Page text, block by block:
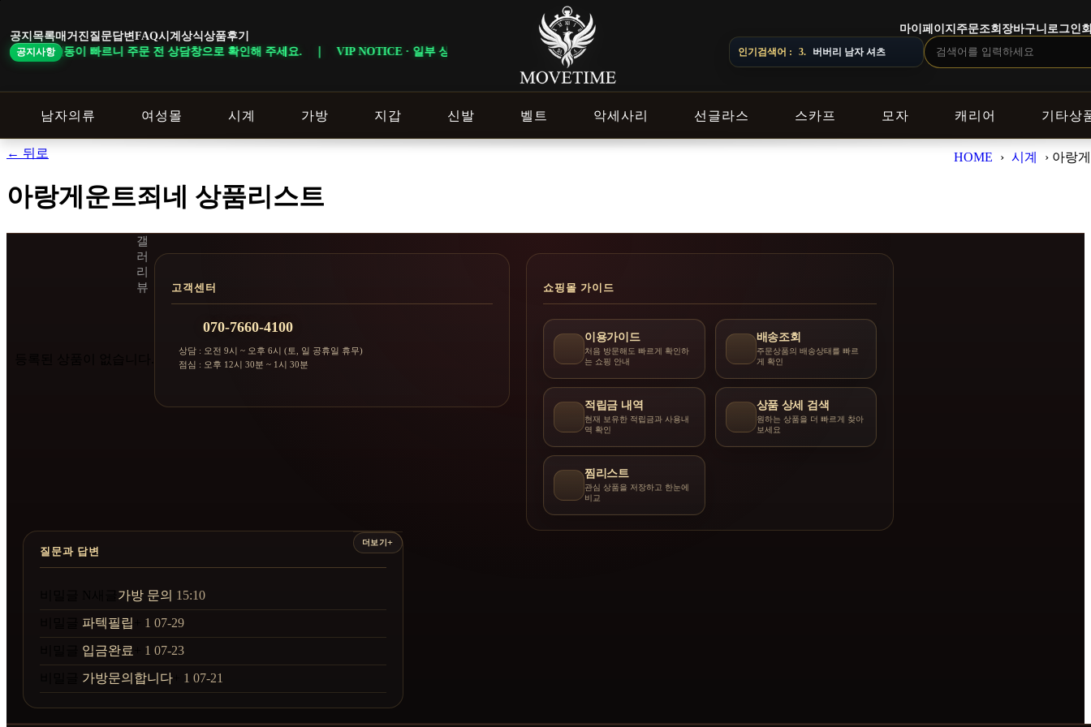
공지목록매거진 질문답변 FAQ시계상식상품후기
공지사항
고 변동이 빠르니 주문 전 상담창으로 확인해 주세요. ｜ VIP NOTICE · 일부 상품은 회원 등급 및 이벤트 조건에 따라 혜택이 다르게 적용됩니다. ｜ DELIVERY NOTICE · 지역에 따라 배송 일정이 달라질 수
마이페이지 주문조회 장바구니 로그인
인기검색어 : 3. 버버리 남자 셔츠
남자의류 여성몰 시계 가방 지갑 신발 벨트 악세사리 선글라스 스카프 모자 캐리어 기타상
바
로
기
← 뒤로 HOME › 시계 › 아랑
아랑게운트죄네 상품리스트
갤
러
리
뷰
고객센터
070-7660-4100
상담 : 오전 9시 ~ 오후 6시 (토, 일 공휴일 휴무)
점심 : 오후 12시 30분 ~ 1시 30분
쇼핑몰 가이드
이용가이드
처음 방문해도 빠르게 확인하
는 쇼핑 안내
배송조회
주문상품의 배송상태를 빠르
게 확인
적립금 내역
현재 보유한 적립금과 사용내
역 확인
상품 상세 검색
원하는 상품을 더 빠르게 찾아
보세요
찜리스트
관심 상품을 저장하고 한눈에
비교
질문과 답변
더보기
가방 문의 15:10
파텍필립 1 07-29
입금완료 1 07-23
가방문의합니다 1 07-21